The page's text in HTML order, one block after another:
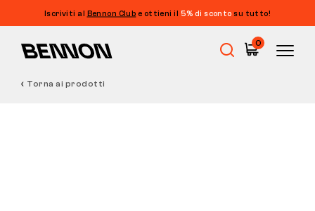
Iscriviti al Bennon Club e ottieni il 5% di sconto su tutto!
0
Torna ai prodotti